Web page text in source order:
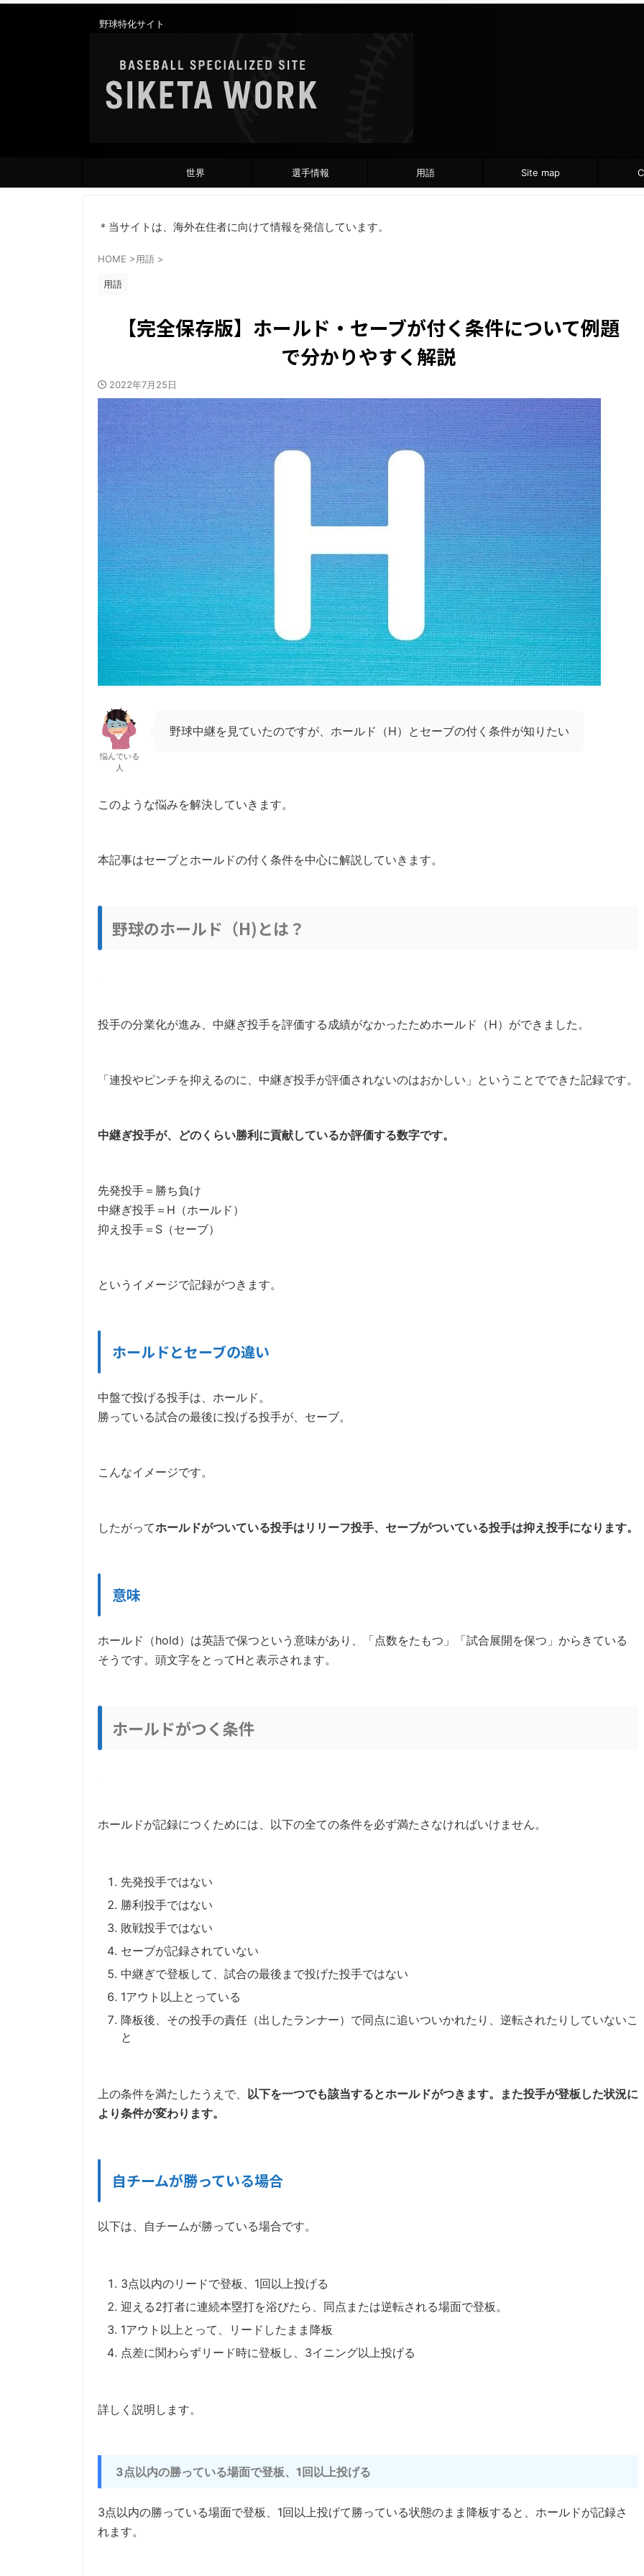
野球特化サイト
世界 選手情報 用語 Site map
＊当サイトは、海外在住者に向けて情報を発信しています。
HOME >用語 >
用語
【完全保存版】ホールド・セーブが付く条件について例題
で分かりやすく解説
2022年7月25日
悩んでいる
人
野球中継を見ていたのですが、ホールド（H）とセーブの付く条件が知りたい
このような悩みを解決していきます。
本記事はセーブとホールドの付く条件を中心に解説していきます。
野球のホールド（H)とは？
投手の分業化が進み、中継ぎ投手を評価する成績がなかったためホールド（H）ができました。
「連投やピンチを抑えるのに、中継ぎ投手が評価されないのはおかしい」ということでできた記録です。
中継ぎ投手が、どのくらい勝利に貢献しているか評価する数字です。
先発投手＝勝ち負け
中継ぎ投手＝H（ホールド）
抑え投手＝S（セーブ）
というイメージで記録がつきます。
ホールドとセーブの違い
中盤で投げる投手は、ホールド。
勝っている試合の最後に投げる投手が、セーブ。
こんなイメージです。
したがってホールドがついている投手はリリーフ投手、セーブがついている投手は抑え投手になります。
意味
ホールド（hold）は英語で保つという意味があり、「点数をたもつ」「試合展開を保つ」からきている
そうです。頭文字をとってHと表示されます。
ホールドがつく条件
ホールドが記録につくためには、以下の全ての条件を必ず満たさなければいけません。
先発投手ではない
勝利投手ではない
敗戦投手ではない
セーブが記録されていない
中継ぎで登板して、試合の最後まで投げた投手ではない
1アウト以上とっている
降板後、その投手の責任（出したランナー）で同点に追いついかれたり、逆転されたりしていないこ
と
上の条件を満たしたうえで、 以下を一つでも該当するとホールドがつきます。また投手が登板した状況に
より条件が変わります。
自チームが勝っている場合
以下は、自チームが勝っている場合です。
3点以内のリードで登板、1回以上投げる
迎える2打者に連続本塁打を浴びたら、同点または逆転される場面で登板。
1アウト以上とって、リードしたまま降板
点差に関わらずリード時に登板し、3イニング以上投げる
詳しく説明します。
3点以内の勝っている場面で登板、1回以上投げる
3点以内の勝っている場面で登板、1回以上投げて勝っている状態のまま降板すると、ホールドが記録さ
れます。